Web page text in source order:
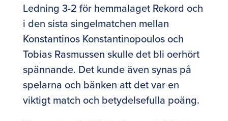
Ledning 3-2 för hemmalaget Rekord och
i den sista singelmatchen mellan
Konstantinos Konstantinopoulos och
Tobias Rasmussen skulle det bli oerhört
spännande. Det kunde även synas på
spelarna och bänken att det var en
viktigt match och betydelsefulla poäng.